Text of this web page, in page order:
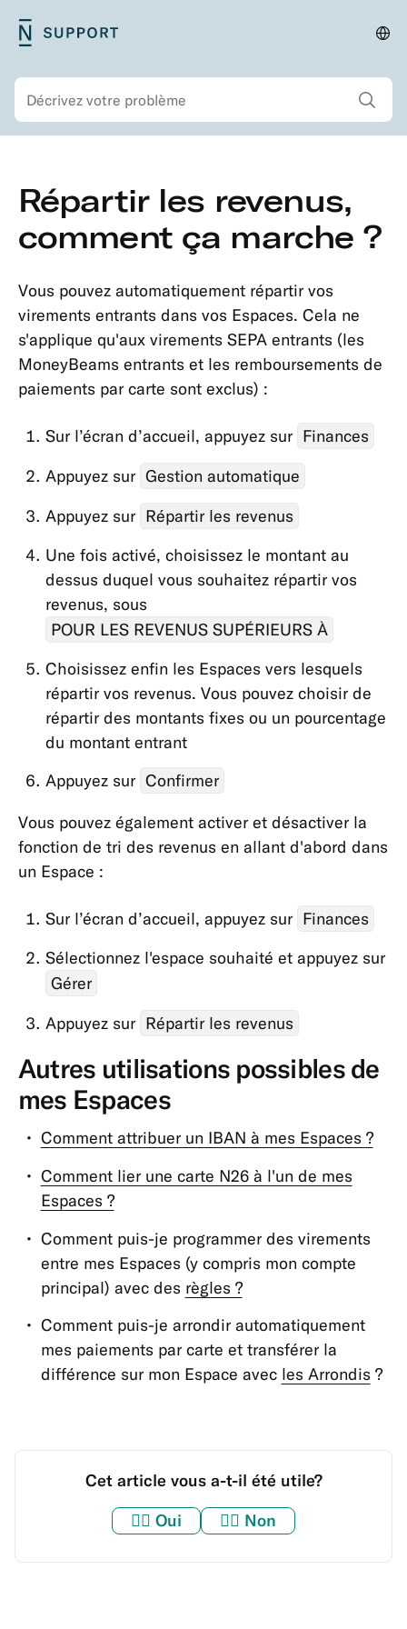
Navigation
Aller
au
contenu
principal
Rechercher Voir tous
secondaire
au
contenu
principal
Sécurité
Compte
Informations
personnelles
Adhésions
&
Formules
compte
Cartes
Paiements,
Virements
Retraits
Application
Produits
Application
Contacter
N26
Portefeuilles
et
en
ligne
N26
SIM
Crédit
Épargne
et
Investir
Espaces
Répartir les revenus,
comment ça marche ?
Vous pouvez automatiquement répartir vos
virements entrants dans vos Espaces. Cela ne
s'applique qu'aux virements SEPA entrants (les
MoneyBeams entrants et les remboursements de
paiements par carte sont exclus) :
Sur l’écran d’accueil, appuyez sur Finances
Appuyez sur Gestion automatique
Appuyez sur Répartir les revenus
Une fois activé, choisissez le montant au
dessus duquel vous souhaitez répartir vos
revenus, sous
POUR LES REVENUS SUPÉRIEURS À
Choisissez enfin les Espaces vers lesquels
répartir vos revenus. Vous pouvez choisir de
répartir des montants fixes ou un pourcentage
du montant entrant
Appuyez sur Confirmer
Vous pouvez également activer et désactiver la
fonction de tri des revenus en allant d'abord dans
un Espace :
Sur l’écran d’accueil, appuyez sur Finances
Sélectionnez l'espace souhaité et appuyez sur
Gérer
Appuyez sur Répartir les revenus
Autres utilisations possibles de
mes Espaces
Comment attribuer un IBAN à mes Espaces ?
Comment lier une carte N26 à l'un de mes
Espaces ?
Comment puis-je programmer des virements
entre mes Espaces (y compris mon compte
principal) avec des règles ?
Comment puis-je arrondir automatiquement
mes paiements par carte et transférer la
différence sur mon Espace avec les Arrondis ?
Cet article vous a-t-il été utile?
👍🏼Oui 👎🏼 Non